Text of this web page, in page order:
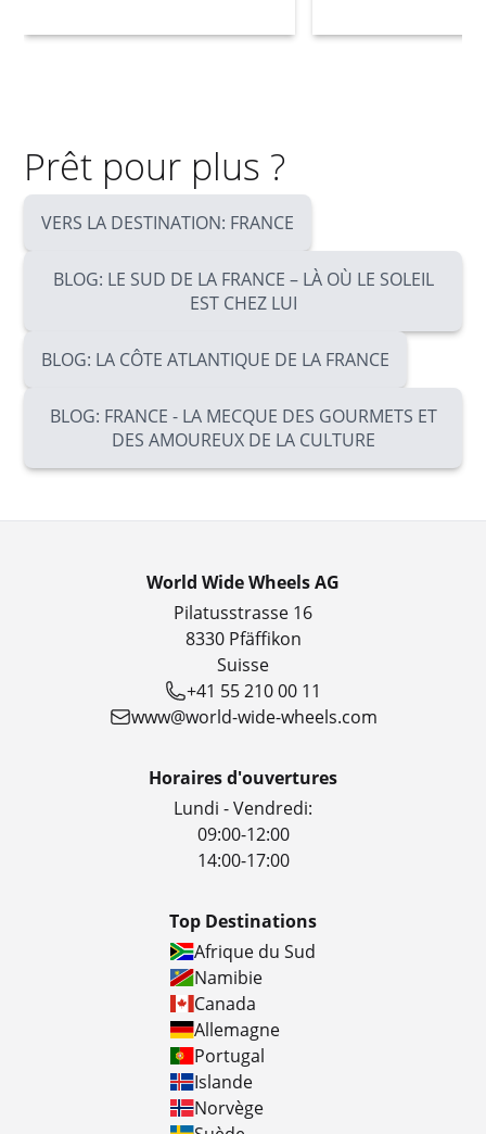
Prêt pour plus ?
VERS LA DESTINATION: FRANCE
BLOG: LE SUD DE LA FRANCE – LÀ OÙ LE SOLEIL
EST CHEZ LUI
BLOG: LA CÔTE ATLANTIQUE DE LA FRANCE
BLOG: FRANCE - LA MECQUE DES GOURMETS ET
DES AMOUREUX DE LA CULTURE
World Wide Wheels AG
Pilatusstrasse 16
8330 Pfäffikon
Suisse
+41 55 210 00 11
www@world-wide-wheels.com
Horaires d'ouvertures
Lundi - Vendredi:
09:00-12:00
14:00-17:00
Top Destinations
Afrique du Sud
Namibie
Canada
Allemagne
Portugal
Islande
Norvège